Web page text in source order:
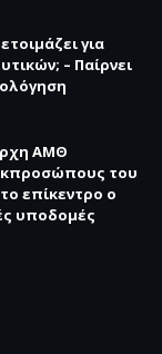
για
– Παίρνει
ΑΜΘ
του
επίκεντρο ο
υποδομές